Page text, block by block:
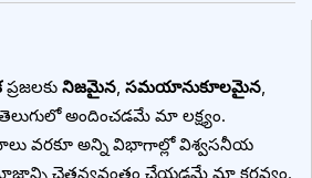
ప్రజలకు నిజమైన, సమయానుకూలమైన,
అందించడమే మా లక్ష్యం.
వరకూ అన్ని విభాగాల్లో విశ్వసనీయ
చైతన్యవంతం చేయడమే మా కర్తవ్యం.